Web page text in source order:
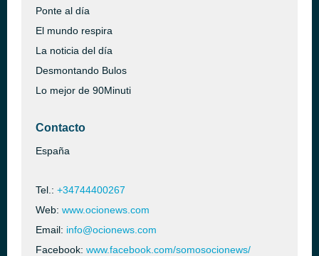
Ponte al día
El mundo respira
La noticia del día
Desmontando Bulos
Lo mejor de 90Minuti
Contacto
España
Tel.: +34744400267
Web: www.ocionews.com
Email: info@ocionews.com
Facebook: www.facebook.com/somosocionews/